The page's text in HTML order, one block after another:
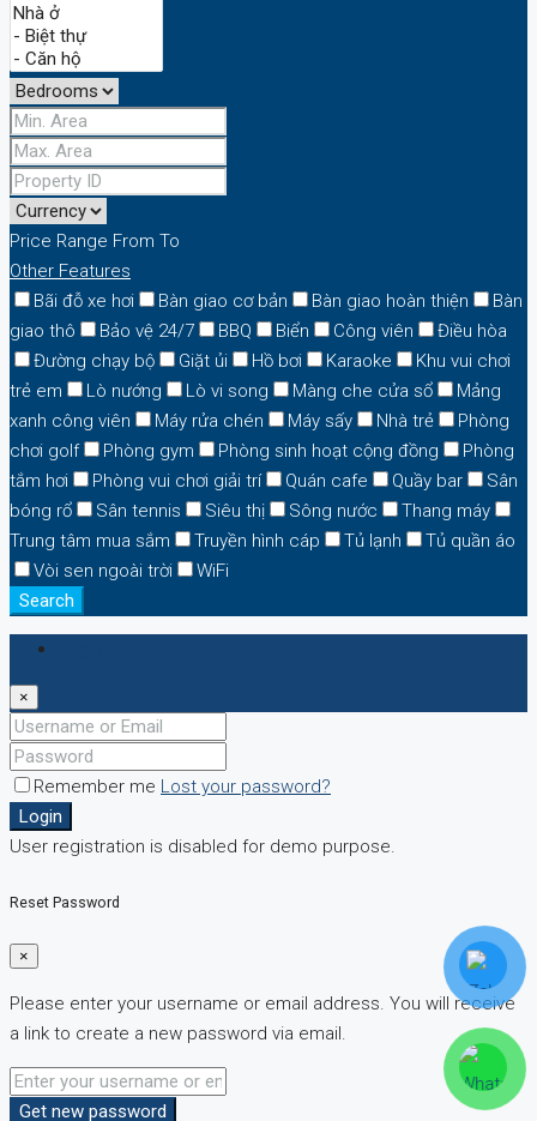
Price Range From To
Other Features
Bãi đỗ xe hơi
Bàn giao cơ bản Bàn giao hoàn thiện
Bàn
giao thô
Bảo vệ 24/7 BBQ Biển Công viên
Điều hòa
Đường chạy bộ
Giặt ủi Hồ bơi Karaoke
Khu vui chơi
trẻ em
Lò nướng Lò vi song Màng che cửa sổ
Mảng
xanh công viên
Máy rửa chén Máy sấy Nhà trẻ
Phòng
chơi golf
Phòng gym Phòng sinh hoạt cộng đồng
Phòng
tắm hơi
Phòng vui chơi giải trí Quán cafe Quầy bar
Sân
bóng rổ
Sân tennis Siêu thị Sông nước
Thang máy
Trung tâm mua sắm
Truyền hình cáp Tủ lạnh
Tủ quần áo
Vòi sen ngoài trời
WiFi
Search
×
Remember me Lost your password?
Login
User registration is disabled for demo purpose.
Reset Password
×
Please enter your username or email address. You will receive
a link to create a new password via email.
Get new password